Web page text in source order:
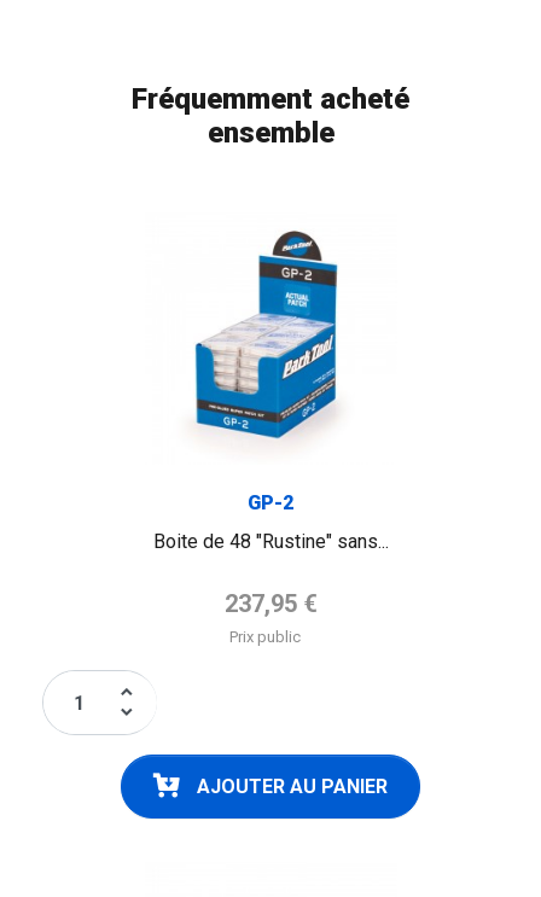
Fréquemment acheté
ensemble
GP-2
Boite de 48 "Rustine" sans...
Prix de base
237,95 €
Prix public
keyboard_arrow_up
keyboard_arrow_down
AJOUTER AU PANIER